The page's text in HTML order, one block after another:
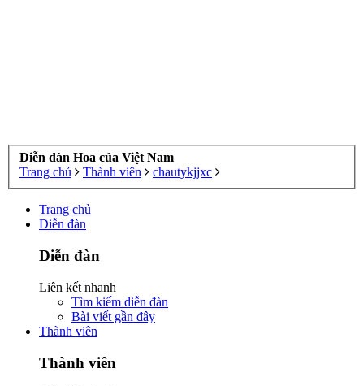
Diễn đàn Hoa của Việt Nam
Trang chủ
Thành viên chautykjjxc
Trang chủ
Diễn đàn
Diễn đàn
Liên kết nhanh
Tìm kiếm diễn đàn
Bài viết gần đây
Thành viên
Thành viên